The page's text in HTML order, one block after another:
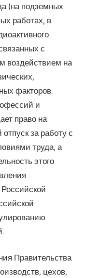
(на подземных
работах, в
с
воздействием на
факторов.
и
право на
за работу с
труда, а
этого
Правительства
цехов,